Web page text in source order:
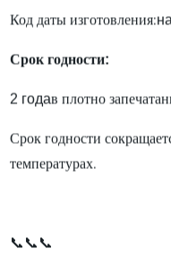
Код даты изготовления:
Срок годности:
2 годав плотно
Срок годности
температурах.
📞📞📞